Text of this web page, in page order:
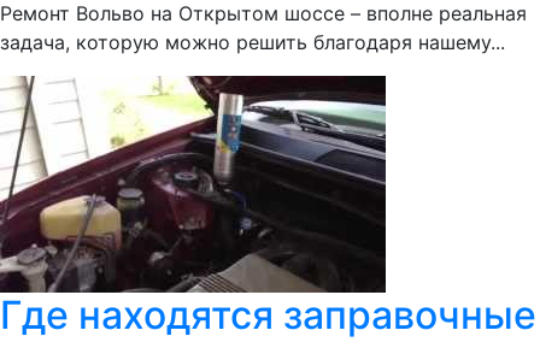
Ремонт Вольво на Открытом шоссе – вполне реальная
задача, которую можно решить благодаря нашему...
Где находятся заправочные